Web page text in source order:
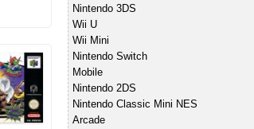
Nintendo 3DS
Wii U
Wii Mini
Nintendo Switch
Mobile
Nintendo 2DS
Nintendo Classic Mini NES
Arcade